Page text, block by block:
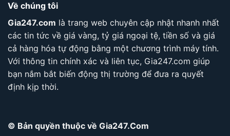
Về chúng tôi
Gia247.com là trang web chuyên cập nhật nhanh nhất
các tin tức về giá vàng, tỷ giá ngoại tệ, tiền số và giá
cả hàng hóa tự động bằng một chương trình máy tính.
Với thông tin chính xác và liên tục, Gia247.com giúp
bạn nắm bắt biến động thị trường để đưa ra quyết
định kịp thời.
© Bản quyền thuộc về Gia247.Com